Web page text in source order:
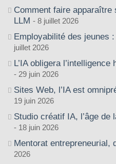
Comment faire apparaître
LLM
8 juillet 2026
Employabilité des jeunes
juillet 2026
L’IA obligera
29 juin 2026
Sites Web, l’IA est
19 juin 2026
Studio créatif IA, l’âge de
18 juin 2026
Mentorat entrepreneurial,
2026